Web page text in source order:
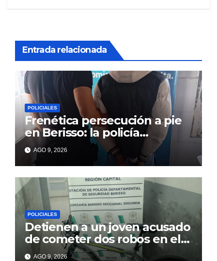
Entrada relacionada
POLICIALES
Frenética persecución a pie
en Berisso: la policía
reconoció a un prófugo y lo
atrapó tras un intento de
fuga
AGO 9, 2026
POLICIALES
Detienen a un joven acusado
de cometer dos robos en el
barrio Banco Provincia
AGO 9, 2026